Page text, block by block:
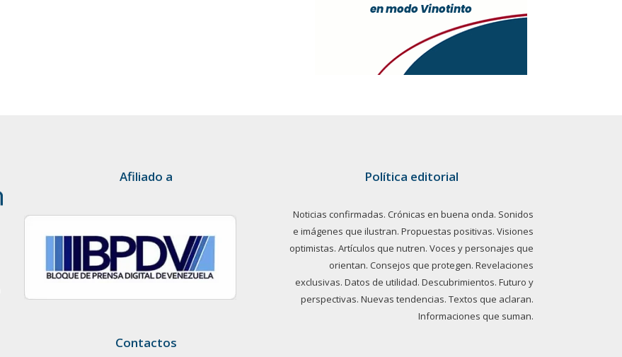
Afiliado a
Contactos
Política editorial
Noticias confirmadas. Crónicas en buena onda. Sonidos
e imágenes que ilustran. Propuestas positivas. Visiones
optimistas. Artículos que nutren. Voces y personajes que
orientan. Consejos que protegen. Revelaciones
exclusivas. Datos de utilidad. Descubrimientos. Futuro y
perspectivas. Nuevas tendencias. Textos que aclaran.
Informaciones que suman.